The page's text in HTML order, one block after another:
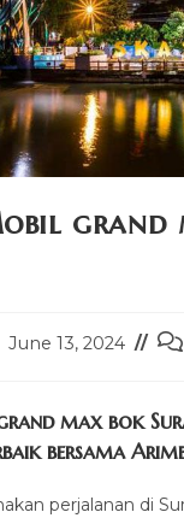
grand
June 13, 2024
max bok
bersama
perjalanan di